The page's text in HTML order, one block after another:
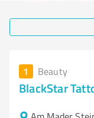
1 Beauty
BlackStar